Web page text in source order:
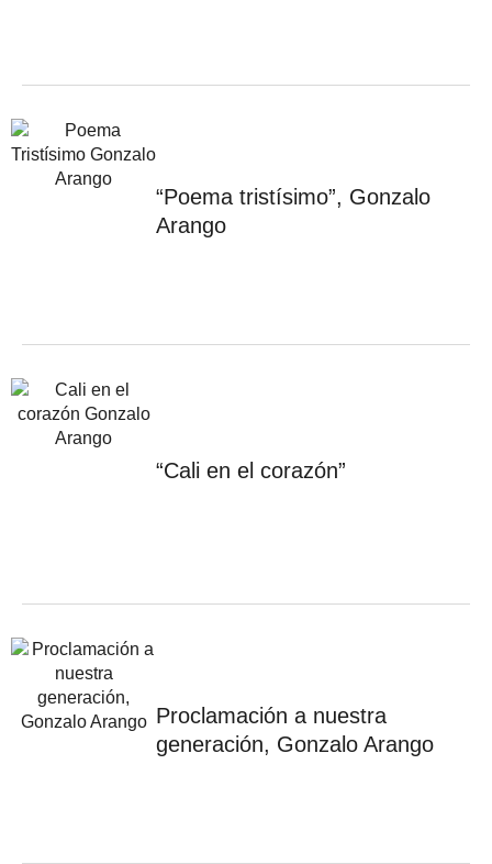
“Poema tristísimo”, Gonzalo
Arango
“Cali en el corazón”
Proclamación a nuestra
generación, Gonzalo Arango